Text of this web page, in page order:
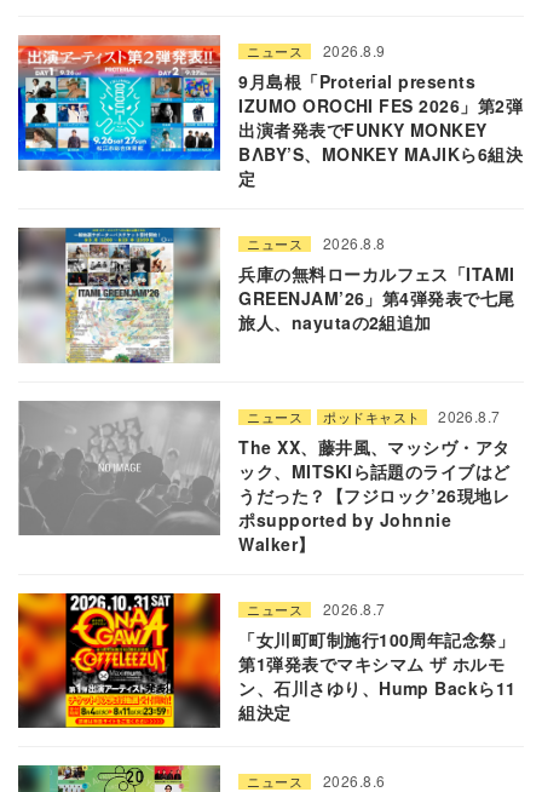
ニュース 2026.8.9
9月島根「Proterial presents
IZUMO OROCHI FES 2026」第2弾
出演者発表でFUNKY MONKEY
BΛBY’S、MONKEY MAJIKら6組決
定
ニュース 2026.8.8
兵庫の無料ローカルフェス「ITAMI
GREENJAM’26」第4弾発表で七尾
旅人、nayutaの2組追加
ニュース ポッドキャスト 2026.8.7
The XX、藤井風、マッシヴ・アタ
ック、MITSKIら話題のライブはど
うだった？【フジロック’26現地レ
ポsupported by Johnnie
Walker】
ニュース 2026.8.7
「女川町町制施行100周年記念祭」
第1弾発表でマキシマム ザ ホルモ
ン、石川さゆり、Hump Backら11
組決定
ニュース 2026.8.6